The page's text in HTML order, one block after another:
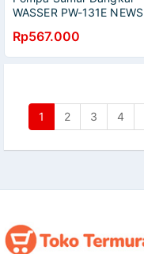
WASSER PW-131E NEWS
Rp567.000
1 2 3 4